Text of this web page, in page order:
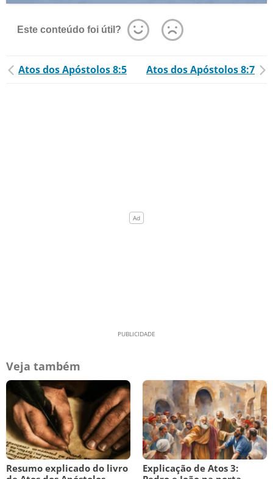
Este conteúdo foi útil?
Atos dos Apóstolos 8:5 Atos dos Apóstolos 8:7
Veja também
Resumo explicado do livro
Explicação de Atos 3: